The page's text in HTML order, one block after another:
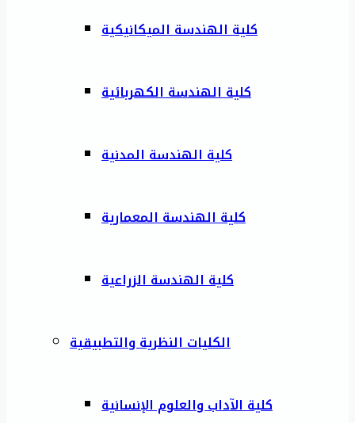
كلية الهندسة الميكانيكية
كلية الهندسة الكهربائية
كلية الهندسة المدنية
كلية الهندسة المعمارية
كلية الهندسة الزراعية
الكليات النظرية والتطبيقية
كلية الآداب والعلوم الإنسانية